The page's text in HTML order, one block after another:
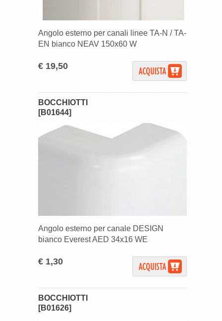
Angolo esterno per canali linee TA-N / TA-
EN bianco NEAV 150x60 W
€ 19,50
BOCCHIOTTI
[B01644]
Angolo esterno per canale DESIGN
bianco Everest AED 34x16 WE
€ 1,30
BOCCHIOTTI
[B01626]